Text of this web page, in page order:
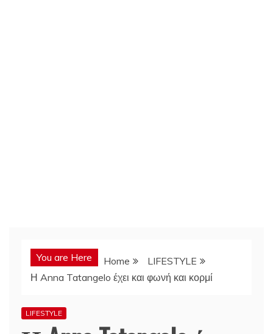
You are Here Home
LIFESTYLE
Η Anna Tatangelo έχει και φωνή και κορμί
LIFESTYLE